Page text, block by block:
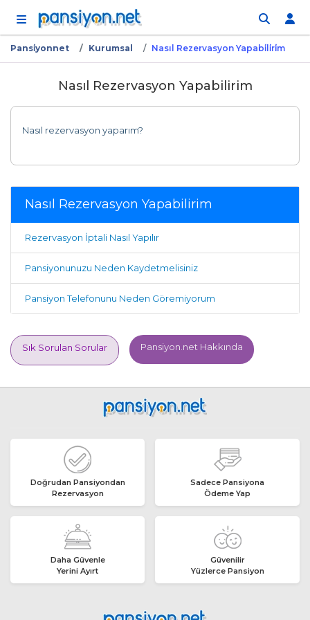
Pansi̇yonnet Kurumsal Nasıl Rezervasyon Yapabi̇li̇ri̇m
Nasıl Rezervasyon Yapabilirim
Nasıl rezervasyon yaparım?
Nasıl Rezervasyon Yapabilirim
Rezervasyon İptali Nasıl Yapılır
Pansiyonunuzu Neden Kaydetmelisiniz
Pansiyon Telefonunu Neden Göremiyorum
Sık Sorulan Sorular Pansiyon.net Hakkında
Doğrudan Pansiyondan
Rezervasyon
Sadece Pansiyona
Ödeme Yap
Daha Güvenle
Yerini Ayırt
Güvenilir
Yüzlerce Pansiyon